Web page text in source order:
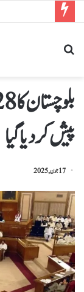
پیش کردیاگیا
17 جون, 2025